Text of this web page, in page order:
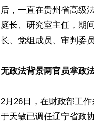
后，一直在贵州省高级
庭长、研究室主任，期
长、党组成员、审判委
无政法背景两官员掌政
2月26日，在财政部工
于天敏已调任辽宁省政